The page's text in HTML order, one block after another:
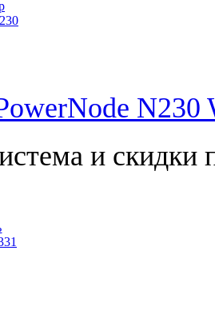
N230
и скидки